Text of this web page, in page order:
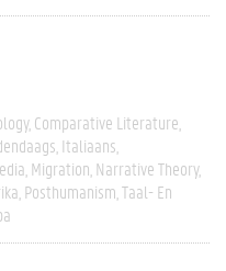
Comparative Literature
Italiaans
Migration Narrative Theory
Posthumanism Taal- En